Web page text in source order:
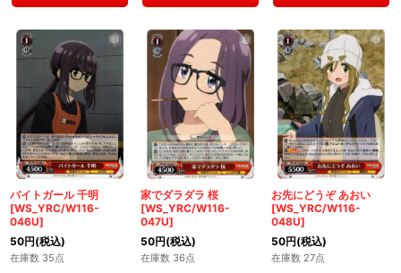
バイトガール 千明
[WS_YRC/W116-
046U]
50円(税込)
在庫数 35点
家でダラダラ 桜
[WS_YRC/W116-
047U]
50円(税込)
在庫数 36点
お先にどうぞ あおい
[WS_YRC/W116-
048U]
50円(税込)
在庫数 27点